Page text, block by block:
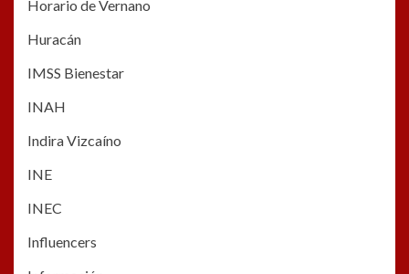
Horario de Vernano
Huracán
IMSS Bienestar
INAH
Indira Vizcaíno
INE
INEC
Influencers